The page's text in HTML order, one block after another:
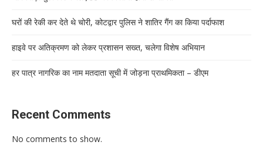
घरों की रेकी कर देते थे चोरी, कोटद्वार पुलिस ने शातिर गैंग का किया पर्दाफाश
हाइवे पर अतिक्रमण को लेकर प्रशासन सख्त, चलेगा विशेष अभियान
हर पात्र नागरिक का नाम मतदाता सूची में जोड़ना प्राथमिकता – डीएम
Recent Comments
No comments to show.